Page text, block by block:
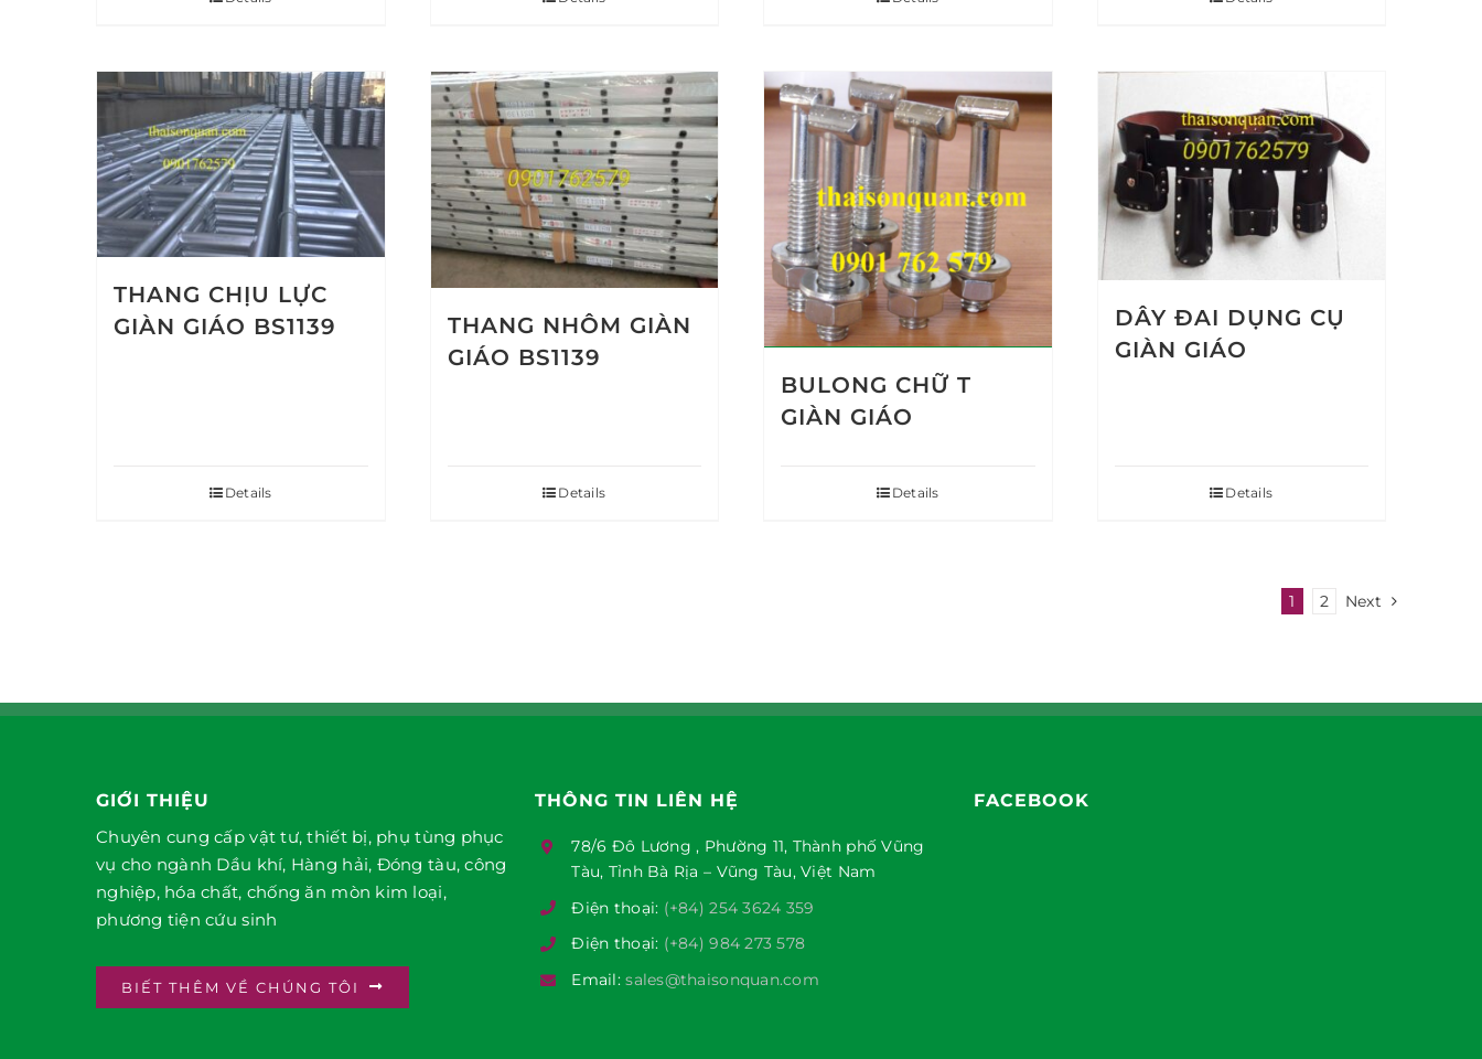
THANG CHỊU LỰC
GIÀN GIÁO BS1139
Details
THANG NHÔM GIÀN
GIÁO BS1139
Details
BULONG CHỮ T
GIÀN GIÁO
Details
DÂY ĐAI DỤNG CỤ
GIÀN GIÁO
Details
1 2 Next
GIỚI THIỆU
Chuyên cung cấp vật tư, thiết bị, phụ tùng phục
vụ cho ngành Dầu khí, Hàng hải, Đóng tàu, công
nghiệp, hóa chất, chống ăn mòn kim loại,
phương tiện cứu sinh
BIẾT THÊM VỀ CHÚNG TÔI
THÔNG TIN LIÊN HỆ
78/6 Đô Lương , Phường 11, Thành phố Vũng
Tàu, Tỉnh Bà Rịa – Vũng Tàu, Việt Nam
Điện thoại: (+84) 254 3624 359
Điện thoại: (+84) 984 273 578
Email:sales@thaisonquan.com
FACEBOOK